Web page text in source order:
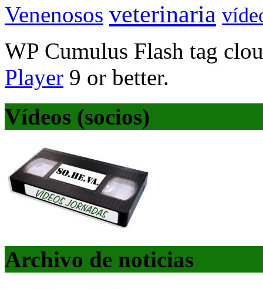
Venenosos veterinaria
WP Cumulus Flash tag
Player 9 or better.
Vídeos (socios)
Archivo de noticias